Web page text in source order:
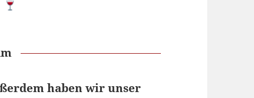
haben wir unser